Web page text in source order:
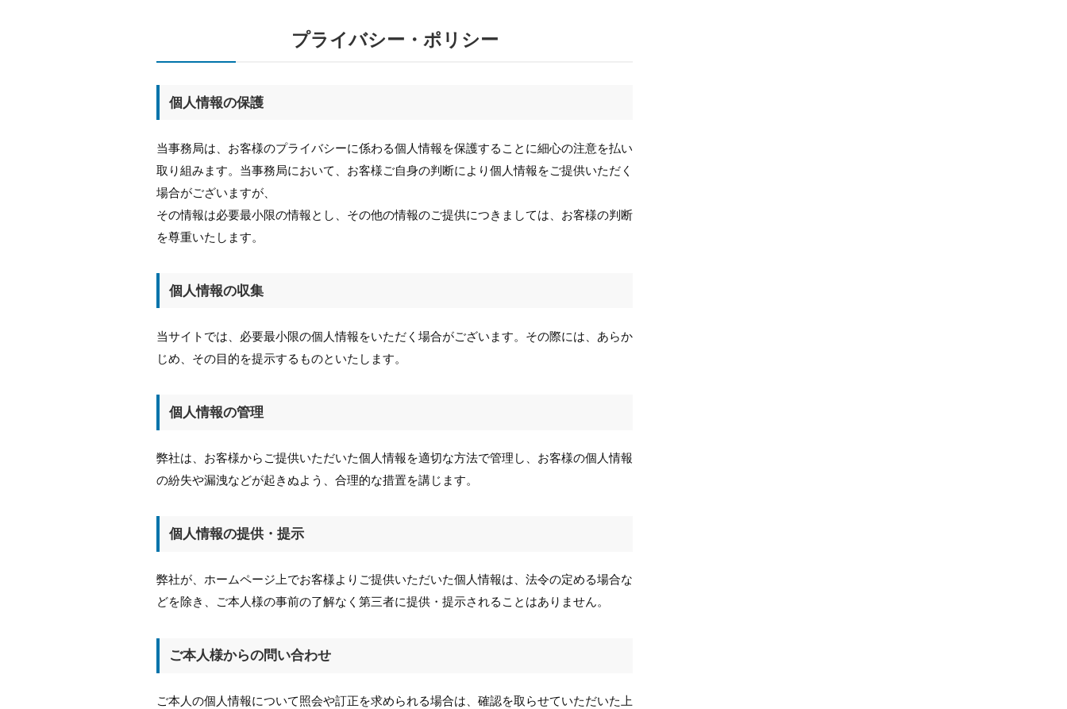
プライバシー・ポリシー
個人情報の保護
当事務局は、お客様のプライバシーに係わる個人情報を保護することに細心の注意を払い
取り組みます。当事務局において、お客様ご自身の判断により個人情報をご提供いただく
場合がございますが、
その情報は必要最小限の情報とし、その他の情報のご提供につきましては、お客様の判断
を尊重いたします。
個人情報の収集
当サイトでは、必要最小限の個人情報をいただく場合がございます。 その際には、あらか
じめ、その目的を提示するものといたします。
個人情報の管理
弊社は、お客様からご提供いただいた個人情報を適切な方法で管理し、お客様の個人情報
の紛失や漏洩などが起きぬよう、合理的な措置を講じます。
個人情報の提供・提示
弊社が、ホームページ上でお客様よりご提供いただいた個人情報は、法令の定める場合な
どを除き、ご本人様の事前の了解なく第三者に提供・提示されることはありません。
ご本人様からの問い合わせ
ご本人の個人情報について照会や訂正を求められる場合は、確認を取らせていただいた上